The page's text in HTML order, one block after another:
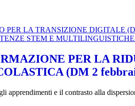
PER LA TRANSIZIONE DIGITALE
STEM E MULTILINGUISTICHE
PER LA
(DM 2
apprendimenti e il contrasto alla